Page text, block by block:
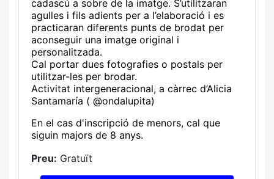
cadascú a sobre de la imatge. S’utilitzaran
agulles i fils adients per a l’elaboració i es
practicaran diferents punts de brodat per
aconseguir una imatge original i
personalitzada.
Cal portar dues fotografies o postals per
utilitzar-les per brodar.
Activitat intergeneracional, a càrrec d’Alicia
Santamaría ( @ondalupita)
En el cas d'inscripció de menors, cal que
siguin majors de 8 anys.
Preu: Gratuït